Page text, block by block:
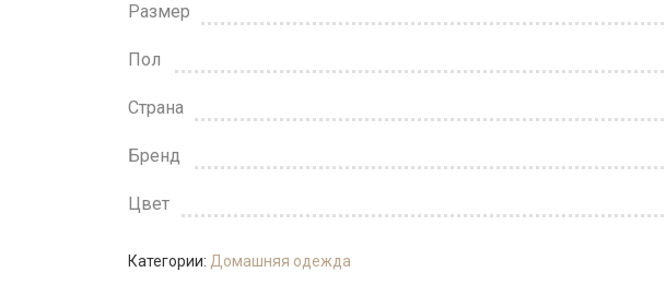
Размер
Пол
Страна
Бренд
Цвет
Категории: Домашняя одежда